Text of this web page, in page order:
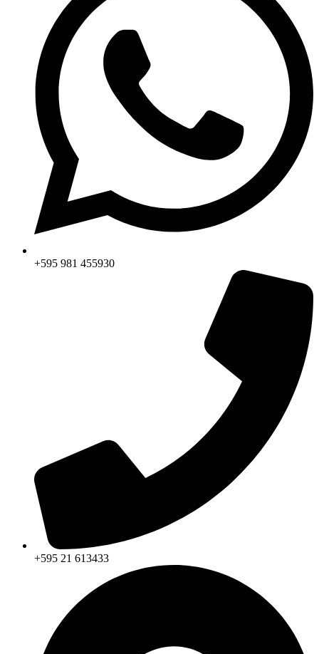
+595 981 455930
+595 21 613433